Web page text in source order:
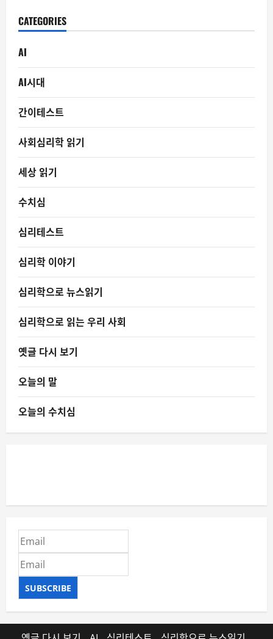
CATEGORIES
AI
AI시대
간이테스트
사회심리학 읽기
세상 읽기
수치심
심리테스트
심리학 이야기
심리학으로 뉴스읽기
심리학으로 읽는 우리 사회
옛글 다시 보기
오늘의 말
오늘의 수치심
SUBSCRIBE